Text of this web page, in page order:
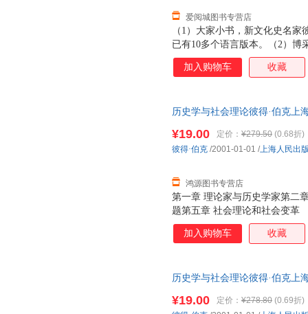
（1）大家小书，新文化史名
已有10多个语言版本。（2）博
观点，伯克将文艺复兴视作一
启现代性的历史转折时期。（
中世纪的延续性。（5）突破以
本，行文流畅典雅。书末推荐
读。
爱阅城图书专营店
加入购物车 收藏
历史学与社会理论彼得·伯克上
第一章 理论家与历史学家第二
题第五章 社会理论和社会变革
¥19.00 定价： ¥279.50 (0.68折)
鸿源图书专营店
彼得·伯克 /2001-01-01 /上海人民出
加入购物车 收藏
历史学与社会理论彼得·伯克上
¥19.00 定价： ¥278.80 (0.69折)